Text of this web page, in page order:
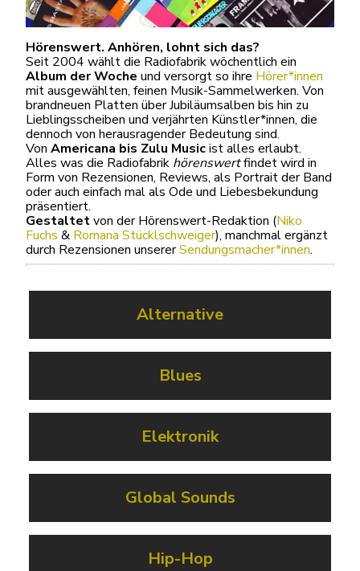
Hörenswert. Anhören, lohnt sich das?
Seit 2004 wählt die Radiofabrik wöchentlich ein
Album der Woche und versorgt so ihre Hörer*innen
mit ausgewählten, feinen Musik-Sammelwerken. Von
brandneuen Platten über Jubiläumsalben bis hin zu
Lieblingsscheiben und verjährten Künstler*innen, die
dennoch von herausragender Bedeutung sind.
Von Americana bis Zulu Musicist alles erlaubt.
Alles was die Radiofabrik hörenswertfindet wird in
Form von Rezensionen, Reviews, als Portrait der Band
oder auch einfach mal als Ode und Liebesbekundung
präsentiert.
Gestaltetvon der Hörenswert-Redaktion (Niko
Fuchs & Romana Stücklschweiger), manchmal ergänzt
durch Rezensionen unsererSendungsmacher*innen.
Alternative
Blues
Elektronik
Global Sounds
Hip-Hop